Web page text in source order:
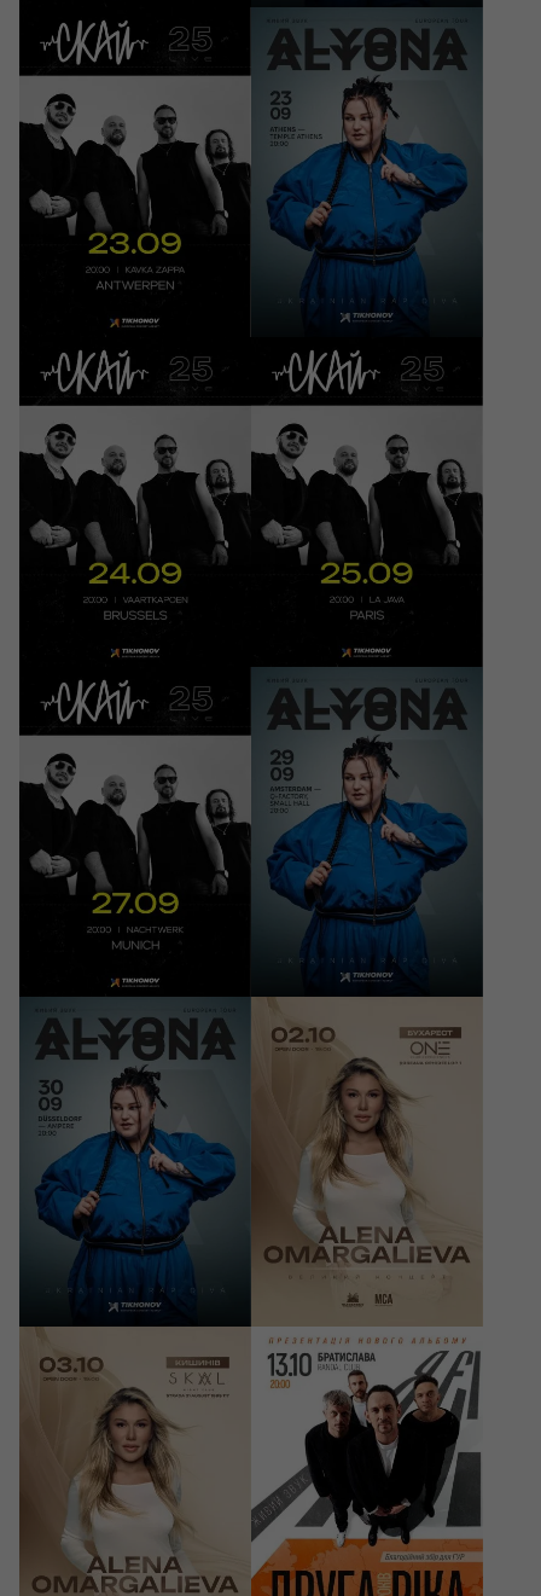
23/09/202620:00
СКАЙ. 25 років на
сцені
Antwerpen, Kavka Zappa
35 - 39 EUR
23/09/202620:00
ALYONA ALYONA -
European Tour
Athens, Temple Athens
35 - 39 грн
24/09/202620:00
СКАЙ. 25 років на
сцені
Bruxelles, De
Vaartkapoen
35 - 39 EUR
25/09/202620:00
СКАЙ. 25 років на
сцені
Paris, La Java
35 - 39 EUR
27/09/202620:00
СКАЙ. 25 років на
сцені
München, Nachtwerk
35 - 39 EUR
29/09/202620:00
ALYONA ALYONA -
European Tour
Amsterdam, Q-Factory
35 - 39 EUR
30/09/202620:00
ALYONA ALYONA -
European Tour
Düsseldorf, Ampere
35 - 39 EUR
02/10/2026 20:00
ALENA OMARGALIEVA
Bucharest, ONE Club
239 - 399 RON
03/10/2026 20:00
ALENA OMARGALIEVA
Chișinău, SKAL CLUB
600 - 1300 MDL
13/10/202620:00
Друга Ріка. Я Є! 30
Bratislava, Randal Club
39 - 45 EUR